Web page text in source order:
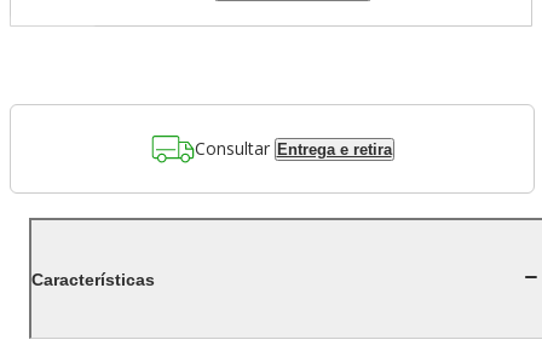
Consultar Entrega e retira
Características